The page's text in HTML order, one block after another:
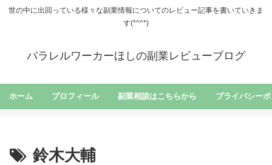
世の中に出回っている様々な副業情報についてのレビュー記事を書いていきま
す(*^^*)
パラレルワーカーほしの副業レビューブログ
ホーム プロフィール 副業相談はこちらから プライバシー
鈴木大輔